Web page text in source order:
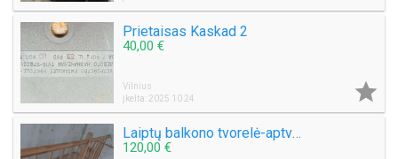
Prietaisas Kaskad 2
40,00 €
Vilnius
Įkelta: 2025 10 24

Laiptų balkono tvorelė-aptvėrimas, 3,6m.
120,00 €